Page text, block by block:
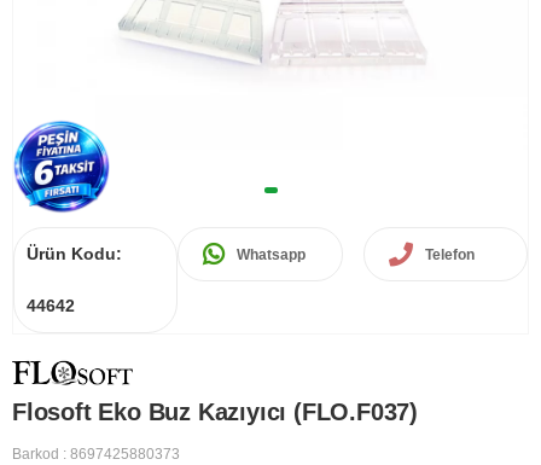
Ürün Kodu:
44642
Whatsapp Telefon
Flosoft Eko Buz Kazıyıcı (FLO.F037)
Barkod : 8697425880373